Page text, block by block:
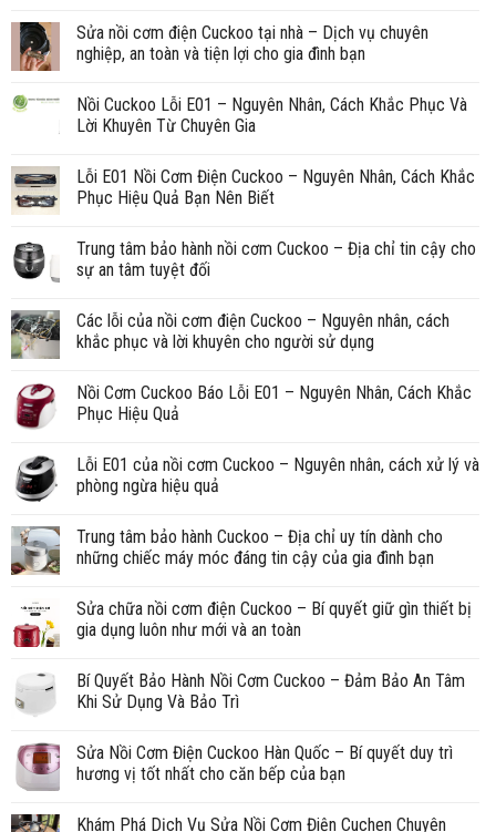
Sửa nồi cơm điện Cuckoo tại nhà – Dịch vụ chuyên
nghiệp, an toàn và tiện lợi cho gia đình bạn
Nồi Cuckoo Lỗi E01 – Nguyên Nhân, Cách Khắc Phục Và
Lời Khuyên Từ Chuyên Gia
Lỗi E01 Nồi Cơm Điện Cuckoo – Nguyên Nhân, Cách Khắc
Phục Hiệu Quả Bạn Nên Biết
Trung tâm bảo hành nồi cơm Cuckoo – Địa chỉ tin cậy cho
sự an tâm tuyệt đối
Các lỗi của nồi cơm điện Cuckoo – Nguyên nhân, cách
khắc phục và lời khuyên cho người sử dụng
Nồi Cơm Cuckoo Báo Lỗi E01 – Nguyên Nhân, Cách Khắc
Phục Hiệu Quả
Lỗi E01 của nồi cơm Cuckoo – Nguyên nhân, cách xử lý và
phòng ngừa hiệu quả
Trung tâm bảo hành Cuckoo – Địa chỉ uy tín dành cho
những chiếc máy móc đáng tin cậy của gia đình bạn
Sửa chữa nồi cơm điện Cuckoo – Bí quyết giữ gìn thiết bị
gia dụng luôn như mới và an toàn
Bí Quyết Bảo Hành Nồi Cơm Cuckoo – Đảm Bảo An Tâm
Khi Sử Dụng Và Bảo Trì
Sửa Nồi Cơm Điện Cuckoo Hàn Quốc – Bí quyết duy trì
hương vị tốt nhất cho căn bếp của bạn
Khám Phá Dịch Vụ Sửa Nồi Cơm Điện Cuchen Chuyên